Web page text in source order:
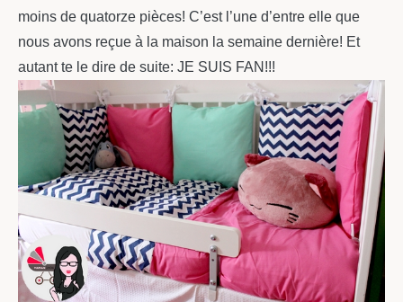
moins de quatorze pièces! C’est l’une d’entre elle que
nous avons reçue à la maison la semaine dernière! Et
autant te le dire de suite: JE SUIS FAN!!!